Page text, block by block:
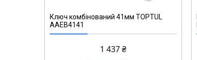
Ключ комбінований 41мм TOPTUL
AAEB4141
1 437 ₴